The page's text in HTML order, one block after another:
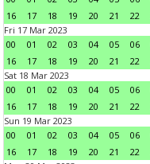
16
17 18 19 20 21 22
Fri 17 Mar 2023
00
01 02 03 04 05 06
16
17 18 19 20 21 22
Sat 18 Mar 2023
00
01 02 03 04 05 06
16
17 18 19 20 21 22
Sun 19 Mar 2023
00
01 02 03 04 05 06
16
17 18 19 20 21 22